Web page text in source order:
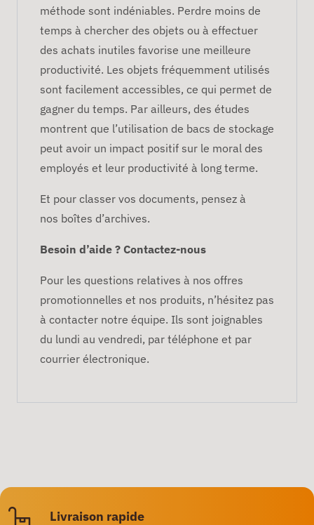
méthode sont indéniables. Perdre moins de
temps à chercher des objets ou à effectuer
des achats inutiles favorise une meilleure
productivité. Les objets fréquemment utilisés
sont facilement accessibles, ce qui permet de
gagner du temps. Par ailleurs, des études
montrent que l’utilisation de bacs de stockage
peut avoir un impact positif sur le moral des
employés et leur productivité à long terme.
Et pour classer vos documents, pensez à
nos boîtes d’archives.
Besoin d’aide ? Contactez-nous
Pour les questions relatives à nos offres
promotionnelles et nos produits, n’hésitez pas
à contacter notre équipe. Ils sont joignables
du lundi au vendredi, par téléphone et par
courrier électronique.
Livraison rapide